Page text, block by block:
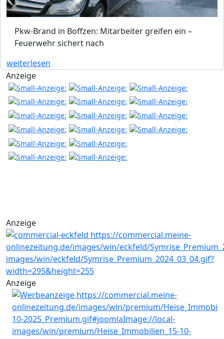
Pkw-Brand in Boffzen: Mitarbeiter greifen ein –
Feuerwehr sichert nach
weiterlesen
Anzeige
Anzeige
Anzeige